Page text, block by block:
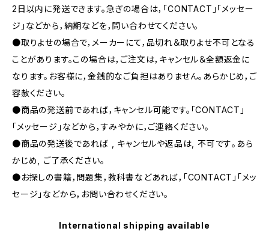
2日以内に発送できます。急ぎの場合は，「CONTACT」「メッセー
ジ」などから，納期などを，問い合わせてください。
●取りよせの場合で，メーカーにて，品切れ＆取りよせ不可となる
ことがあります。この場合は，ご注文は，キャンセル＆全額返金に
なります。お客様に，金銭的なご負担はありません。あらかじめ，ご
容赦ください。
●商品の発送前であれば，キャンセル可能です。「CONTACT」
「メッセージ」などから，すみやかに，ご連絡ください。
●商品の発送後であれば , キャンセルや返品は, 不可です｡あら
かじめ, ご了承ください｡
●お探しの書籍，問題集，教科書などあれば，「CONTACT」「メッ
セージ」などから，お問い合わせください。
International shipping available